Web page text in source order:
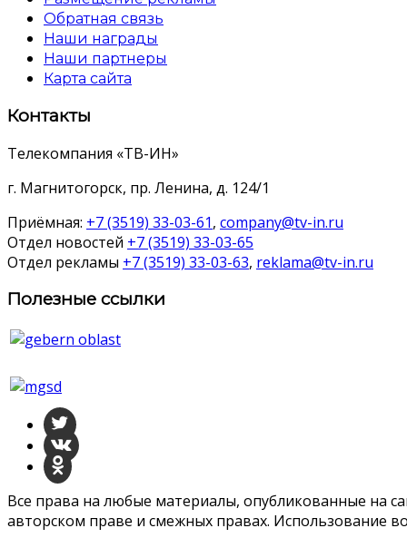
Обратная связь
Наши награды
Наши партнеры
Карта сайта
Контакты
Телекомпания «ТВ-ИН»
г. Магнитогорск, пр. Ленина, д. 124/1
Приёмная: +7 (3519) 33-03-61, company@tv-in.ru
Отдел новостей +7 (3519) 33-03-65
Отдел рекламы +7 (3519) 33-03-63, reklama@tv-in.ru
Полезные ссылки
Все права на любые материалы, опубликованные на
авторском праве и смежных правах. Использование